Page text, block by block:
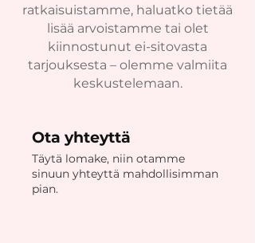
ratkaisuistamme, haluatko tietää
lisää arvoistamme tai olet
kiinnostunut ei-sitovasta
tarjouksesta – olemme valmiita
keskustelemaan.
Ota yhteyttä
Täytä lomake, niin otamme
sinuun yhteyttä mahdollisimman
pian.